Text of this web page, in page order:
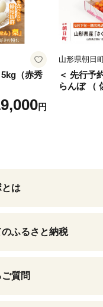
（赤秀
円
山形県朝日
＜ 先行予
らんぼ （
） ご家庭
26年6月
は
ふるさと納税
質問